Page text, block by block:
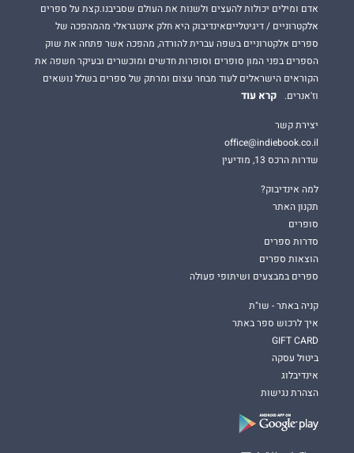
אדם ומילים יכולות להעצים ולשנות את העולם שסביבנו.קצת על ספרים
אלקטרוניים / דיגיטלייםאינדיבוק היא חלק אינטגראלי מהמהפכה של
ספרים אלקטרוניים בשפה עברית להורדה, מהפכה אשר פתחה את שוק
הספרים בפני המון סופרים וסופרות חדשים ומוכשרים ובעיקר חשפה את
הקוראים הישראלים לעוד מבחר עצום ומרתק של ספרים בשלל נושאים
וז'אנרים.
קרא עוד
יצירת קשר
office@indiebook.co.il
שדרות הרכס 13, מודיעין
למה אינדיבוק?
תקנון האתר
סופרים
סדרות ספרים
הוצאות ספרים
ספרים במבצעים ושיתופי פעולה
קניה באתר - שו"ת
איך לרכוש ספר באתר
GIFT CARD
ביטול עסקה
אינדיבלוג
הצהרת נגישות